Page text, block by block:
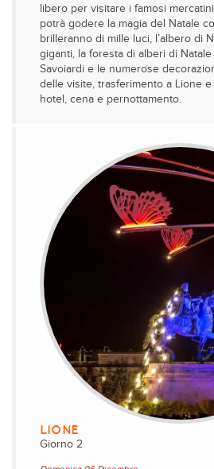
libero per visitare i famosi
potrà godere la magia del Natale
brilleranno di mille luci, l’albero di
giganti, la foresta di alberi di
Savoiardi e le numerose
delle visite, trasferimento a Lione
hotel, cena e pernottamento.
LIONE
Giorno 2